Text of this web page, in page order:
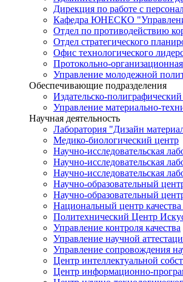
Дирекция по работе с
Кафедра ЮНЕСКО "Управление
Отдел по противодействию
Отдел стратегического
Офис технологического
Протокольно-
Управление молодежной
Обеспечивающие подразделения
Издательско-
Управление материально-
Научная деятельность
Лаборатория "Дизайн
Медико-биологический центр
Научно-исследовательская
Научно-исследовательская
Научно-исследовательская
Научно-образовательный
Научно-образовательный
Национальный центр
Политехнический Центр
Управление контроля качества
Управление научной
Управление сопровождения
Центр интеллектуальной
Центр информационно-